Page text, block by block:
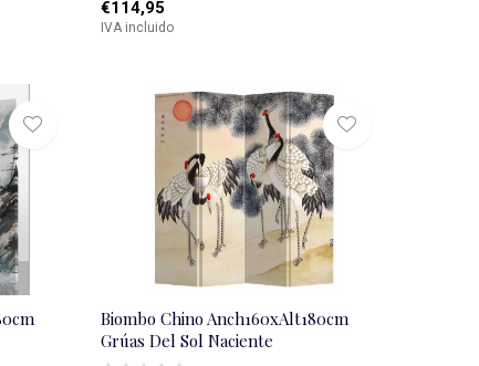
€114,95
IVA incluido
Biombo Chino Anch160xAlt180cm
Grúas Del Sol Naciente